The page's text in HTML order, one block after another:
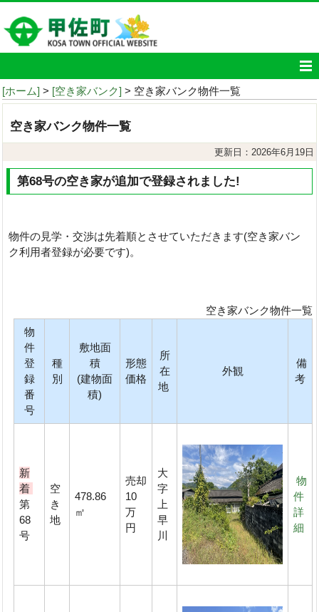
[ホーム] > [空き家バンク] > 空き家バンク物件一覧
空き家バンク物件一覧
更新日：2026年6月19日
第68号の空き家が追加で登録されました!
物件の見学・交渉は先着順とさせていただきます(空き家バン
ク利用者登録が必要です)。
空き家バンク物件一覧
物
件
登
録
番
号
種
別
敷地面
積
(建物面
積)
形態
価格
所
在
地
外観
備
考
新
着
第
68
号
空
き
地
478.86
㎡
売却
10
万
円
大
字
上
早
川
物
件
詳
細